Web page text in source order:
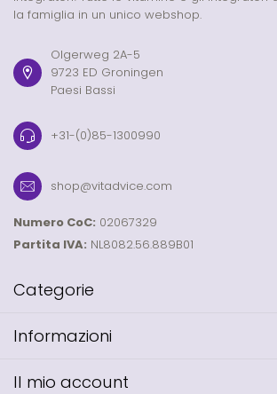
la famiglia in un unico webshop.
Olgerweg 2A-5
9723 ED Groningen
Paesi Bassi
+31-(0)85-1300990
shop@vitadvice.com
Numero CoC: 02067329
Partita IVA: NL8082.56.889B01
Categorie
Informazioni
Il mio account